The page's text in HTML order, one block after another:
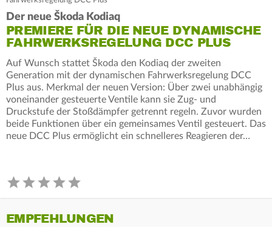
Der neue Škoda Kodiaq
PREMIERE FÜR DIE NEUE DYNAMISCHE
FAHRWERKSREGELUNG DCC PLUS
Auf Wunsch stattet Škoda den Kodiaq der zweiten
Generation mit der dynamischen Fahrwerksregelung DCC
Plus aus. Merkmal der neuen Version: Über zwei unabhängig
voneinander gesteuerte Ventile kann sie Zug- und
Druckstufe der Stoßdämpfer getrennt regeln. Zuvor wurden
beide Funktionen über ein gemeinsames Ventil gesteuert. Das
neue DCC Plus ermöglicht ein schnelleres Reagieren der…
EMPFEHLUNGEN